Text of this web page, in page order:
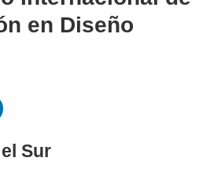
en Diseño
Sur